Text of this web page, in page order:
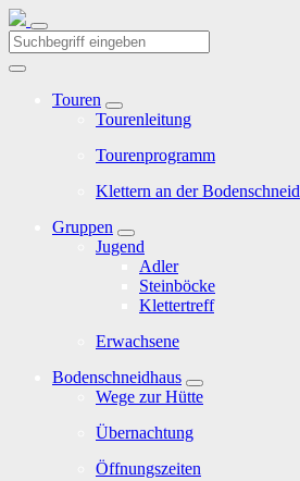
Touren
Tourenleitung
Tourenprogramm
Klettern an der Bodenschneid
Gruppen
Jugend
Adler
Steinböcke
Klettertreff
Erwachsene
Bodenschneidhaus
Wege zur Hütte
Übernachtung
Öffnungszeiten